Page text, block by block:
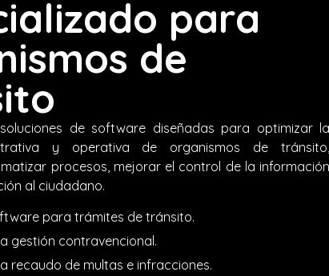
para
de
de software diseñadas para optimizar la
y operativa de organismos de tránsito,
procesos, mejorar el control de la información
al ciudadano.
para trámites de tránsito.
gestión contravencional.
recaudo de multas e infracciones.